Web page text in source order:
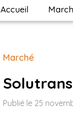
Accueil
Marché
Publié le 25